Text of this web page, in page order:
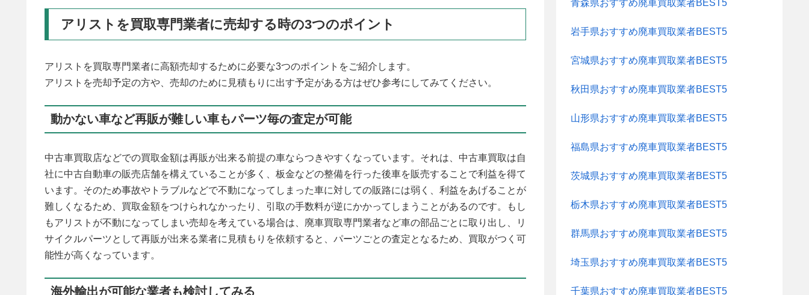
アリストを買取専門業者に売却する時の3つのポイント
アリストを買取専門業者に高額売却するために必要な3つのポイントをご紹介します。
アリストを売却予定の方や、売却のために見積もりに出す予定がある方はぜひ参考にしてみてください。
動かない車など再販が難しい車もパーツ毎の査定が可能
中古車買取店などでの買取金額は再販が出来る前提の車ならつきやすくなっています。それは、中古車買取は自
社に中古自動車の販売店舗を構えていることが多く、板金などの整備を行った後車を販売することで利益を得て
います。そのため事故やトラブルなどで不動になってしまった車に対しての販路には弱く、利益をあげることが
難しくなるため、買取金額をつけられなかったり、引取の手数料が逆にかかってしまうことがあるのです。もし
もアリストが不動になってしまい売却を考えている場合は、廃車買取専門業者など車の部品ごとに取り出し、リ
サイクルパーツとして再販が出来る業者に見積もりを依頼すると、パーツごとの査定となるため、買取がつく可
能性が高くなっています。
海外輸出が可能な業者も検討してみる
青森県おすすめ廃車買取業者BEST5
岩手県おすすめ廃車買取業者BEST5
宮城県おすすめ廃車買取業者BEST5
秋田県おすすめ廃車買取業者BEST5
山形県おすすめ廃車買取業者BEST5
福島県おすすめ廃車買取業者BEST5
茨城県おすすめ廃車買取業者BEST5
栃木県おすすめ廃車買取業者BEST5
群馬県おすすめ廃車買取業者BEST5
埼玉県おすすめ廃車買取業者BEST5
千葉県おすすめ廃車買取業者BEST5